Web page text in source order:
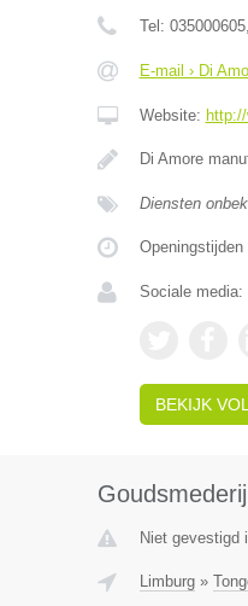
Tel: 035000605
E-mail › Di
Website:
Di Amore
Diensten
Openingstijden
Sociale media:
BEKIJK
Niet gevestigd
Limburg»